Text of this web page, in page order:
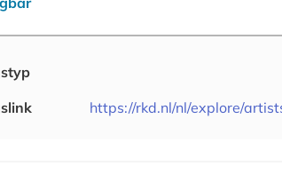
https://rkd.nl/nl/explore/